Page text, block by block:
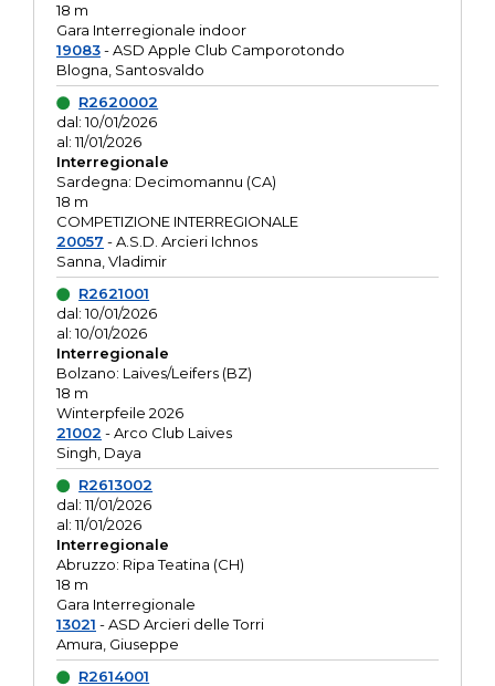
18 m
Gara Interregionale indoor
19083- ASD Apple Club Camporotondo
Blogna, Santosvaldo
R2620002
dal: 10/01/2026
al: 11/01/2026
Interregionale
Sardegna: Decimomannu (CA)
18 m
COMPETIZIONE INTERREGIONALE
20057 - A.S.D. Arcieri Ichnos
Sanna, Vladimir
R2621001
dal: 10/01/2026
al: 10/01/2026
Interregionale
Bolzano: Laives/Leifers (BZ)
18 m
Winterpfeile 2026
21002 - Arco Club Laives
Singh, Daya
R2613002
dal: 11/01/2026
al: 11/01/2026
Interregionale
Abruzzo: Ripa Teatina (CH)
18 m
Gara Interregionale
13021 - ASD Arcieri delle Torri
Amura, Giuseppe
R2614001